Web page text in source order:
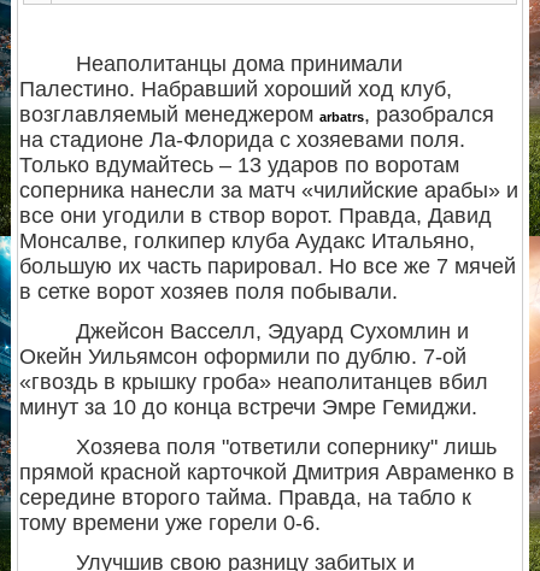
Неаполитанцы дома принимали
Палестино. Набравший хороший ход клуб,
возглавляемый менеджером arbatrs, разобрался
на стадионе Ла-Флорида с хозяевами поля.
Только вдумайтесь – 13 ударов по воротам
соперника нанесли за матч «чилийские арабы» и
все они угодили в створ ворот. Правда, Давид
Монсалве, голкипер клуба Аудакс Итальяно,
большую их часть парировал. Но все же 7 мячей
в сетке ворот хозяев поля побывали.
Джейсон Васселл, Эдуард Сухомлин и
Окейн Уильямсон оформили по дублю. 7-ой
«гвоздь в крышку гроба» неаполитанцев вбил
минут за 10 до конца встречи Эмре Гемиджи.
Хозяева поля "ответили сопернику" лишь
прямой красной карточкой Дмитрия Авраменко в
середине второго тайма. Правда, на табло к
тому времени уже горели 0-6.
Улучшив свою разницу забитых и